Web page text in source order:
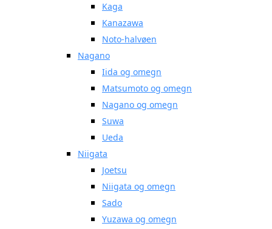
Kaga
Kanazawa
Noto-halvøen
Nagano
Iida og omegn
Matsumoto og omegn
Nagano og omegn
Suwa
Ueda
Niigata
Joetsu
Niigata og omegn
Sado
Yuzawa og omegn